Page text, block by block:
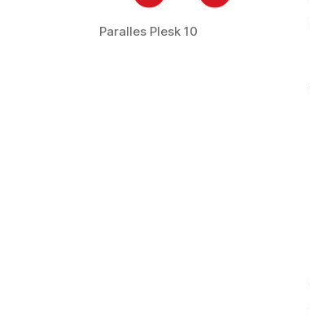
Paralles Plesk 10